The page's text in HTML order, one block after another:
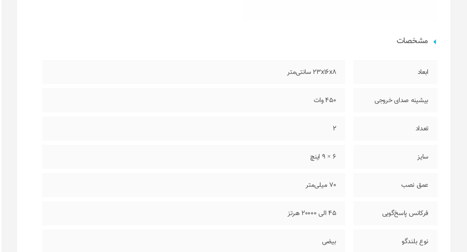
مشخصات
ابعاد 23x16x8 سانتی‌متر
بیشینه صدای خروجی 450 وات
تعداد 2
سایز 6 × 9 اینچ
عمق نصب 70 میلی‌متر
فرکانس پاسخ‌گویی 45 الی 20000 هرتز
نوع بلندگو بیضی